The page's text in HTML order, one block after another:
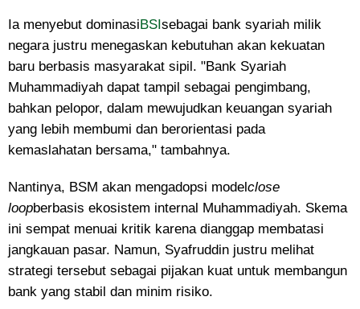
Ia menyebut dominasiBSIsebagai bank syariah milik
negara justru menegaskan kebutuhan akan kekuatan
baru berbasis masyarakat sipil. "Bank Syariah
Muhammadiyah dapat tampil sebagai pengimbang,
bahkan pelopor, dalam mewujudkan keuangan syariah
yang lebih membumi dan berorientasi pada
kemaslahatan bersama," tambahnya.
Nantinya, BSM akan mengadopsi modelclose
loopberbasis ekosistem internal Muhammadiyah. Skema
ini sempat menuai kritik karena dianggap membatasi
jangkauan pasar. Namun, Syafruddin justru melihat
strategi tersebut sebagai pijakan kuat untuk membangun
bank yang stabil dan minim risiko.